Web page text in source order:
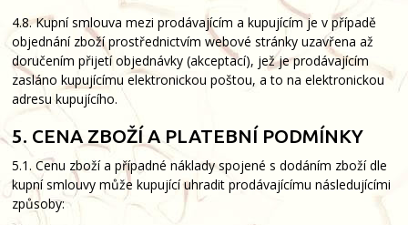
4.8. Kupní smlouva mezi prodávajícím a kupujícím je v případě
objednání zboží prostřednictvím webové stránky uzavřena až
doručením přijetí objednávky (akceptací), jež je prodávajícím
zasláno kupujícímu elektronickou poštou, a to na elektronickou
adresu kupujícího.
5. CENA ZBOŽÍ A PLATEBNÍ PODMÍNKY
5.1. Cenu zboží a případné náklady spojené s dodáním zboží dle
kupní smlouvy může kupující uhradit prodávajícímu následujícími
způsoby: